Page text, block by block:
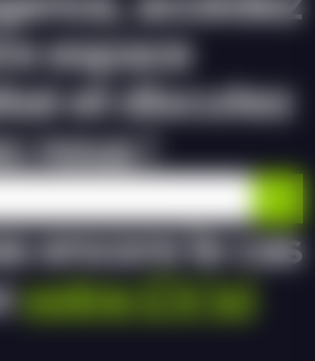
espace
et discutez
nous !
encore le cas
votre CV ici